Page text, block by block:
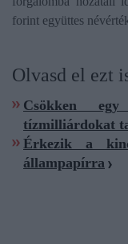
forint együttes
Olvasd el ezt
Csökken
tízmilliárdokat
Érkezik a
állampapírra